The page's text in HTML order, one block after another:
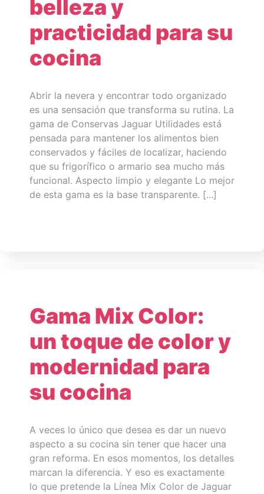
belleza y
practicidad para su
cocina
Abrir la nevera y encontrar todo organizado
es una sensación que transforma su rutina. La
gama de Conservas Jaguar Utilidades está
pensada para mantener los alimentos bien
conservados y fáciles de localizar, haciendo
que su frigorífico o armario sea mucho más
funcional. Aspecto limpio y elegante Lo mejor
de esta gama es la base transparente. [...]
Gama Mix Color:
un toque de color y
modernidad para
su cocina
A veces lo único que desea es dar un nuevo
aspecto a su cocina sin tener que hacer una
gran reforma. En esos momentos, los detalles
marcan la diferencia. Y eso es exactamente
lo que pretende la Línea Mix Color de Jaguar